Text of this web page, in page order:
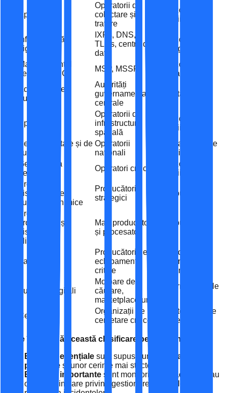
Apă uzată
Operatorii de
colectare și
tratare
Furnizori de
servicii tehnice
Infrastructură
digitală
IXPs, DNS,
TLDs, centre de
date
Furnizori de
hosting și cloud
Managementul
serviciilor TIC
MSP, MSSP
Furnizori IT
specializați
Administrație
publică
Autorități
guvernamentale
centrale
Autorități locale
Spațiu
Operatorii de
infrastructură
spațială
Furnizori de
servicii conexe
Servicii poștale și de
curierat
Operatorii
naționali
Companii private
de curierat
Gestionarea
deșeurilor
Operatori critici
Furnizori de
servicii
Producția și
distribuția de
substanțe chimice
Producători
strategici
Distribuitori
Producția,
procesarea și
distribuția
alimentelor
Mari producători
și procesatori
Distribuitori și
Fabricarea
Producători de
echipamente
critice
Producători
industriali
relevanți
Furnizori digitali
Motoare de
căutare,
marketplace-uri
Platforme digitale
Cercetare
Organizații de
cercetare critice
Institute și centre
private
📌 Ce înseamnă această clasificare pentru companii
Entitățile esențiale sunt supuse unei
supravegheri
proactive și unor cerințe mai stricte.
Entitățile importante sunt monitorizate reactiv
, dar au
obligații similare privind gestionarea riscurilor și